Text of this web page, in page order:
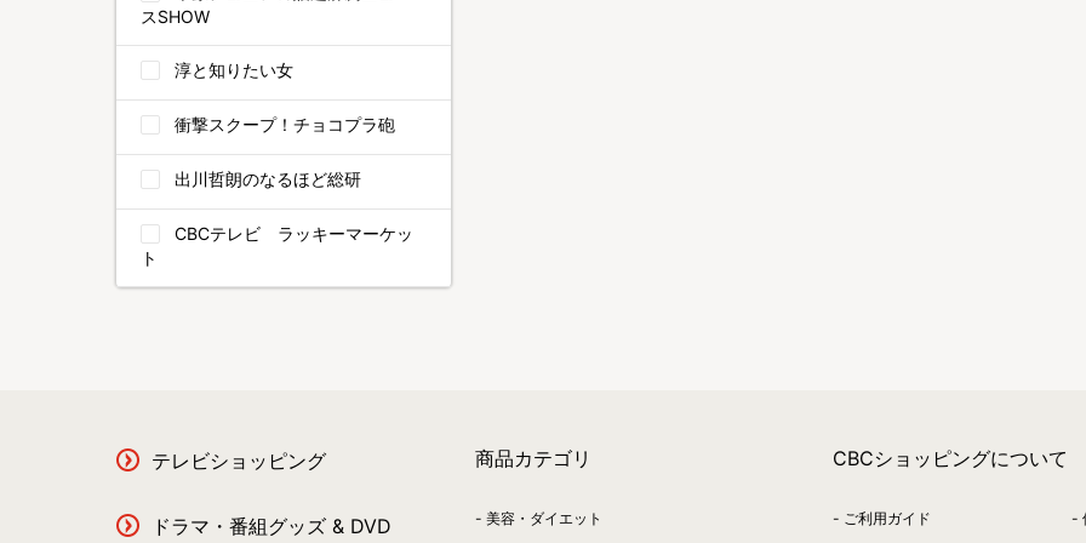
スSHOW
淳と知りたい女
衝撃スクープ！チョコプラ砲
出川哲朗のなるほど総研
CBCテレビ ラッキーマーケッ
ト
テレビショッピング
ドラマ・番組グッズ & DVD
商品カテゴリ
美容・ダイエット
CBCショッピングについて
ご利用ガイド